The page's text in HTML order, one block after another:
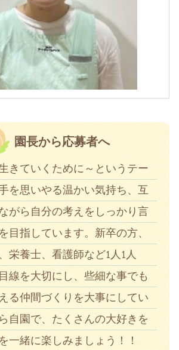
園長から応募者へ
きていくために～というテー
を思いやる温かい気持ち、互
がら自分の考えをしっかり言
目指しています。新卒の方、
栄養士、看護師など1人1人
線を大切にし、些細な事でも
る仲間づくりを大事にしてい
自園で、たくさんの大好きを
一緒に楽しみましょう！！